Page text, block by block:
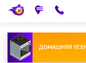
ДОМАШНЯЯ